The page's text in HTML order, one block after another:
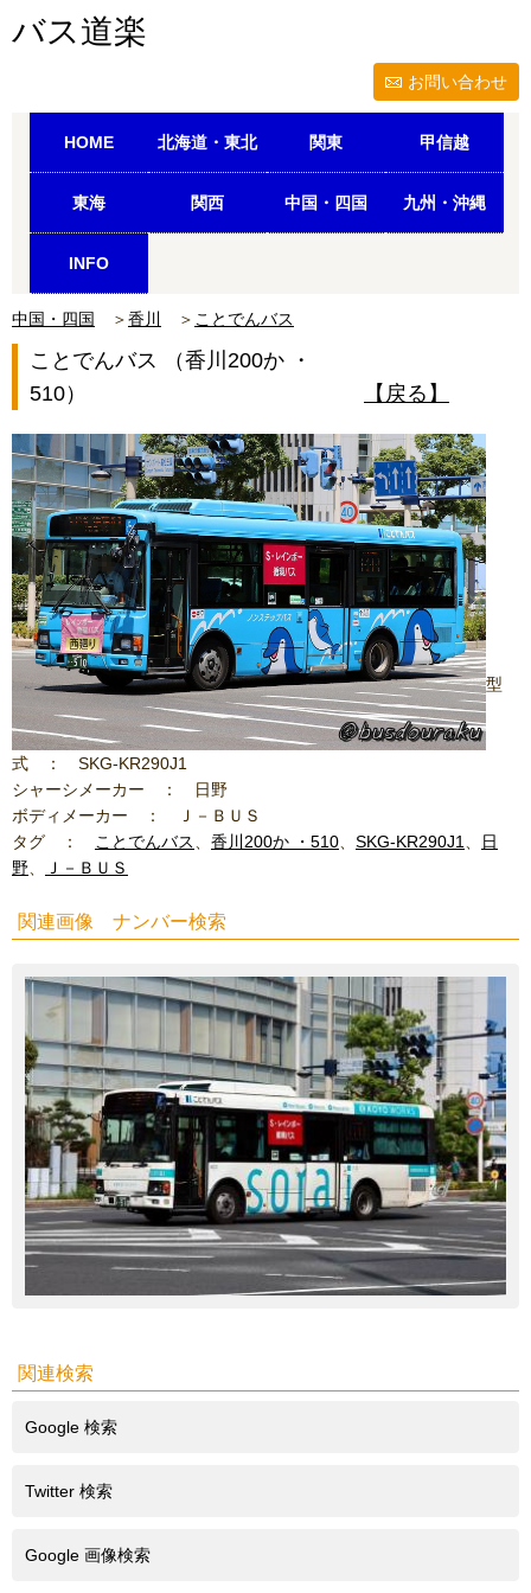
バス道楽
お問い合わせ
HOME 北海道・東北 関東 甲信越
東海 関西 中国・四国 九州・沖縄
INFO
中国・四国 ＞香川 ＞ ことでんバス
ことでんバス （香川200か ・
510）
【戻る】
型
式 ： SKG-KR290J1
シャーシメーカー ： 日野
ボディメーカー ： Ｊ－ＢＵＳ
タグ ：
ことでんバス 香川200か ・510 SKG-KR290J1
日
野
Ｊ－ＢＵＳ
関連画像 ナンバー検索
関連検索
Google 検索
Twitter 検索
Google 画像検索